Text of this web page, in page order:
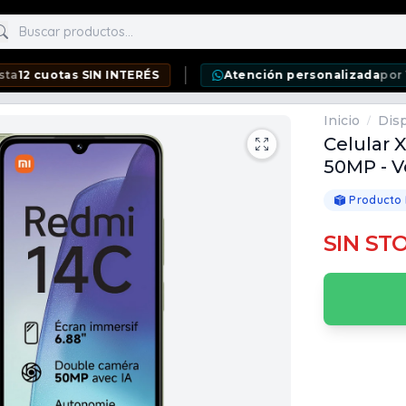
productos
SIN INTERÉS Atención personalizadapor
Inicio /
Celular
50MP -
Producto
SIN